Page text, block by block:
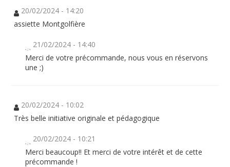
20/02/2024 - 14:20
assiette Montgolfière
21/02/2024 - 14:40
Merci de votre précommande, nous vous en réservons
une ;)
20/02/2024 - 10:02
Très belle initiative originale et pédagogique
20/02/2024 - 10:21
Merci beaucoup!! Et merci de votre intérêt et de cette
précommande !